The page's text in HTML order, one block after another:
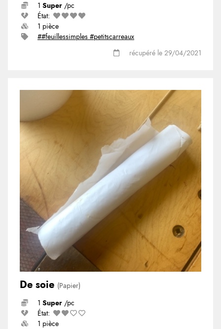
1 Super /pc
État:
1 pièce
##feuillessimples #petitscarreaux
récupéré le 29/04/2021
De soie (Papier)
1 Super /pc
État:
1 pièce